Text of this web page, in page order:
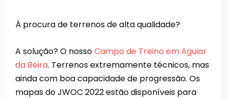
À procura de terrenos de alta qualidade?
A solução? O nossoCampo de Treino em Aguiar
da Beira. Terrenos extremamente técnicos, mas
ainda com boa capacidade de progressão. Os
mapas do JWOC 2022 estão disponíveis para